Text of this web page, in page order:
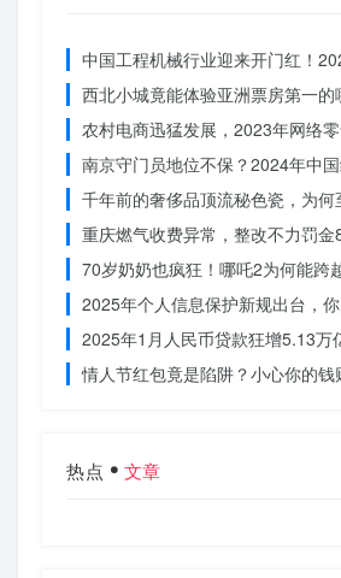
中国工程机械行业迎来开门红！
西北小城竟能体验亚洲票房第一
农村电商迅猛发展，2023年网络
南京守门员地位不保？2024年中国
千年前的奢侈品顶流秘色瓷，为
重庆燃气收费异常，整改不力罚
70岁奶奶也疯狂！哪吒2为何能跨
2025年个人信息保护新规出台，你
2025年1月人民币贷款狂增5.13万
情人节红包竟是陷阱？小心你的钱
热点 文章